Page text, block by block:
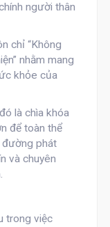
người thân
chỉ “Không
nhằm mang
khỏe của
là chìa khóa
để toàn thể
phát
và chuyên
trong việc